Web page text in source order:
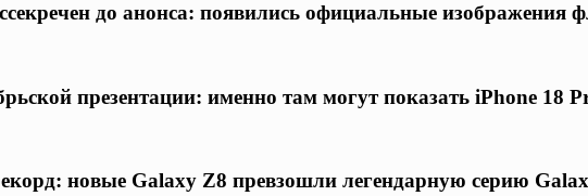
до анонса: появились официальные изображения
презентации: именно там могут показать iPhone 18
новые Galaxy Z8 превзошли легендарную серию